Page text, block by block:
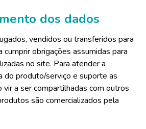
dos dados
vendidos ou transferidos para
cumprir obrigações assumidas para
no site. Para atender a
do produto/serviço e suporte as
vir a ser compartilhadas com outros
são comercializados pela